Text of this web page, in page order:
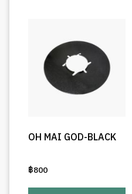
OH MAI GOD-BLACK
฿800